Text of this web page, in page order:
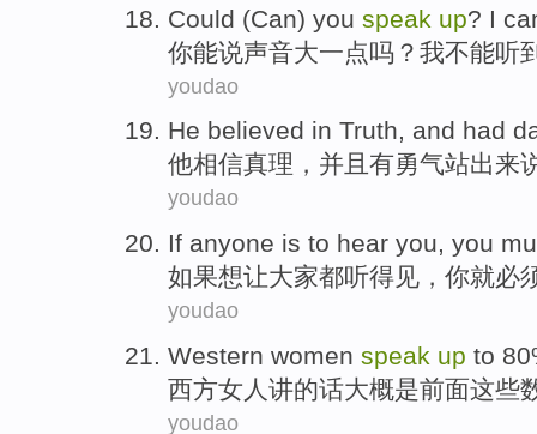
Could (Can) you speak up? I
你能说声音大一点吗？ 我不能听
youdao
He believed in Truth, and had
他相信真理 ， 并且 有勇气站出来
youdao
If anyone is to hear you, you
如果想让大家都听得见， 你就必
youdao
Western women speak up to
西方女人 讲的话大概是前面这些
youdao